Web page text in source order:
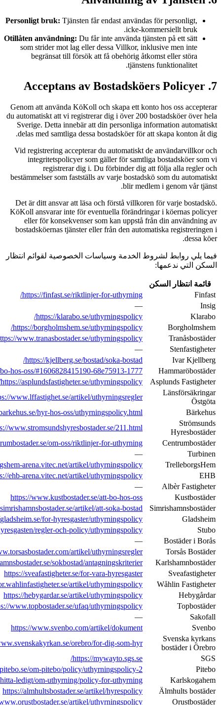
https://
https://
https://e-tjanster.hammaro.se/
https://
https://www.lansforsakringar.se/ostgota/privat/om-oss/
https://www.barkehus.se/hyresgast/
https://
https://
https://kustbostader.se/omoss/
https://
https://
https://
https://karlshamnsbostader.se/
https://
https://
https://
https://www.svenbo.com/
https://
https://sgs.se/om-
https://karlskogahem.se/for-hyresgasten/att-bo-
https://almhultsbostader.se/
https://www.orustbostader.se/artikel/